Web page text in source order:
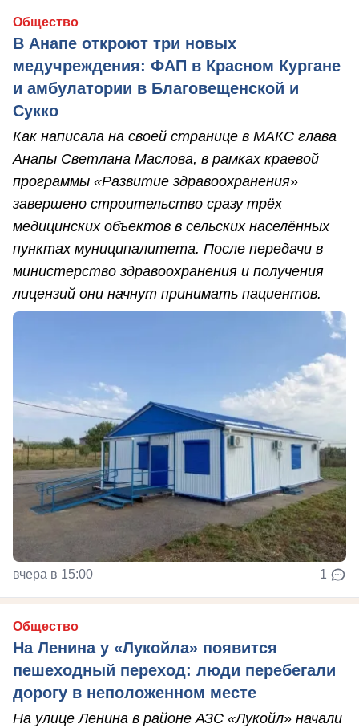
Общество
В Анапе откроют три новых
медучреждения: ФАП в Красном Кургане
и амбулатории в Благовещенской и
Сукко
Как написала на своей странице в МАКС глава
Анапы Светлана Маслова, в рамках краевой
программы «Развитие здравоохранения»
завершено строительство сразу трёх
медицинских объектов в сельских населённых
пунктах муниципалитета. После передачи в
министерство здравоохранения и получения
лицензий они начнут принимать пациентов.
вчера в 15:00 1
Общество
На Ленина у «Лукойла» появится
пешеходный переход: люди перебегали
дорогу в неположенном месте
На улице Ленина в районе АЗС «Лукойл» начали